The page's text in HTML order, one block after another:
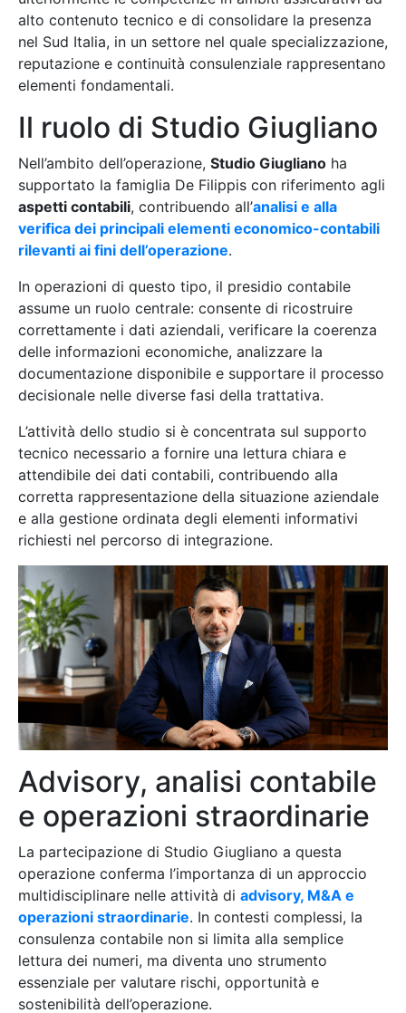
alto contenuto tecnico e di consolidare la presenza
nel Sud Italia, in un settore nel quale specializzazione,
reputazione e continuità consulenziale rappresentano
elementi fondamentali.
Il ruolo di Studio Giugliano
Nell’ambito dell’operazione, Studio Giugliano ha
supportato la famiglia De Filippis con riferimento agli
aspetti contabili, contribuendo all’analisi e alla
verifica dei principali elementi economico-contabili
rilevanti ai fini dell’operazione.
In operazioni di questo tipo, il presidio contabile
assume un ruolo centrale: consente di ricostruire
correttamente i dati aziendali, verificare la coerenza
delle informazioni economiche, analizzare la
documentazione disponibile e supportare il processo
decisionale nelle diverse fasi della trattativa.
L’attività dello studio si è concentrata sul supporto
tecnico necessario a fornire una lettura chiara e
attendibile dei dati contabili, contribuendo alla
corretta rappresentazione della situazione aziendale
e alla gestione ordinata degli elementi informativi
richiesti nel percorso di integrazione.
Advisory, analisi contabile
e operazioni straordinarie
La partecipazione di Studio Giugliano a questa
operazione conferma l’importanza di un approccio
multidisciplinare nelle attività di advisory, M&A e
operazioni straordinarie. In contesti complessi, la
consulenza contabile non si limita alla semplice
lettura dei numeri, ma diventa uno strumento
essenziale per valutare rischi, opportunità e
sostenibilità dell’operazione.